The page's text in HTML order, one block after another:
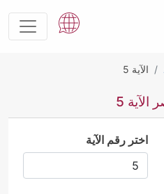
الآية 5
5
اختر رقم الآية